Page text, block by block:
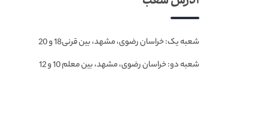
شعبه یک: خراسان رضوی، مشهد، بین قرنی18 و 20
شعبه دو: خراسان رضوی، مشهد، بین معلم 10 و 12